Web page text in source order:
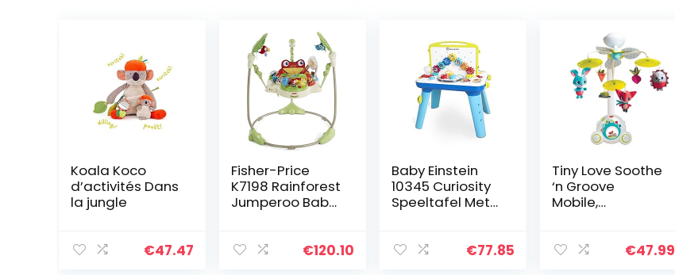
Koala Koco
d’activités Dans
la jungle
€47.47
Fisher-Price
K7198 Rainforest
Jumperoo Baby
€120.10
Baby Einstein
10345 Curiosity
Speeltafel Met
Voeten, Lichten,
€77.85
Tiny Love Soothe
‘n Groove
Mobile,
+, 18 Melodieën,
€47.99